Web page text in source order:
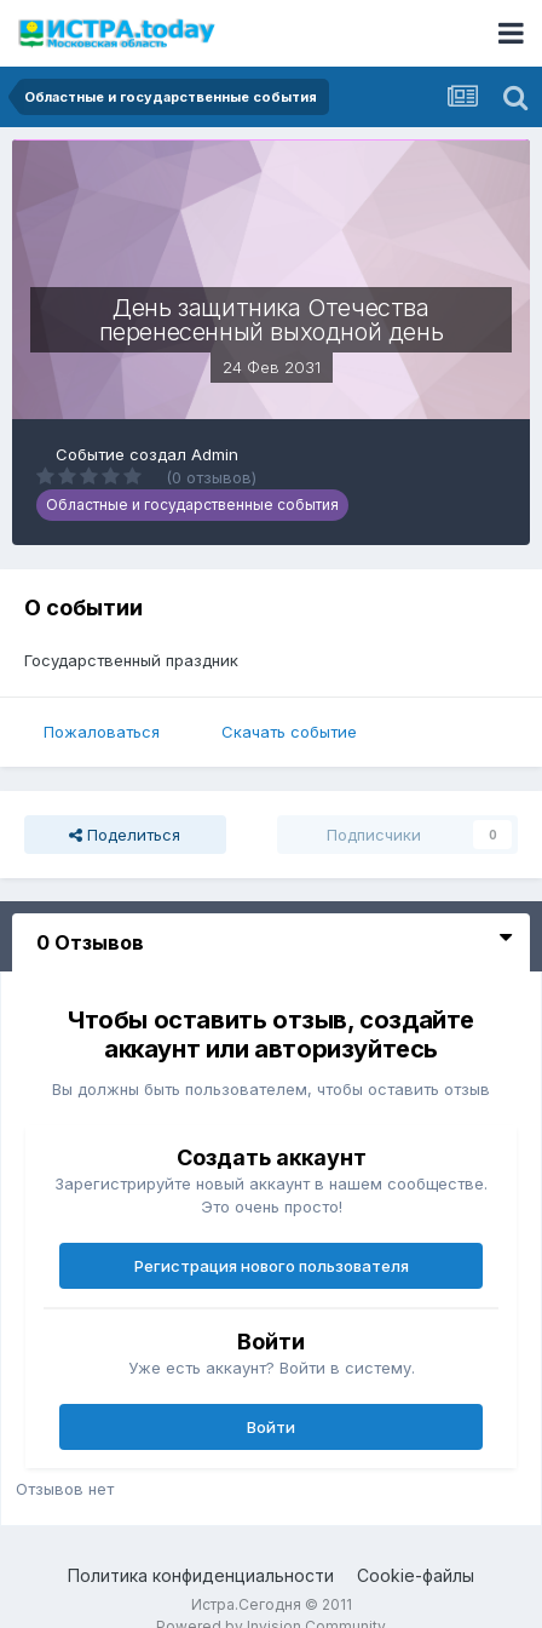
Областные и государственные события
День защитника Отечества
перенесенный выходной день
24 Фев 2031
Событие создал Admin
(0 отзывов)
Областные и государственные события
О событии
Государственный праздник
Пожаловаться Скачать событие
Поделиться Подписчики 0
0 Отзывов
Чтобы оставить отзыв, создайте
аккаунт или авторизуйтесь
Вы должны быть пользователем, чтобы оставить отзыв
Создать аккаунт
Зарегистрируйте новый аккаунт в нашем сообществе.
Это очень просто!
Регистрация нового пользователя
Войти
Уже есть аккаунт? Войти в систему.
Войти
Отзывов нет
Политика конфиденциальности Cookie-файлы
Истра.Сегодня © 2011